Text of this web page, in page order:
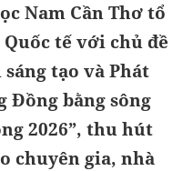
Nam Cần Thơ tổ
tế với chủ đề
tạo và Phát
Đồng bằng sông
2026”, thu hút
chuyên gia, nhà